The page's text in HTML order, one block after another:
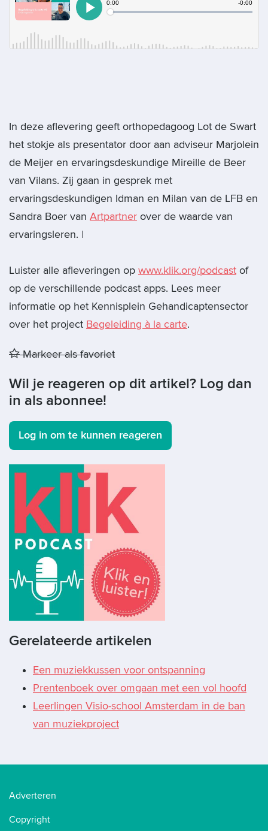
In deze aflevering geeft orthopedagoog Lot de Swart
het stokje als presentator door aan adviseur Marjolein
de Meijer en ervaringsdeskundige Mireille de Beer
van Vilans. Zij gaan in gesprek met
ervaringsdeskundigen Idman en Milan van de LFB en
Sandra Boer van Artpartner over de waarde van
ervaringsleren. |
Luister alle afleveringen op www.klik.org/podcast of
op de verschillende podcast apps. Lees meer
informatie op het Kennisplein Gehandicaptensector
over het project Begeleiding à la carte.
Markeer als favoriet
Wil je reageren op dit artikel? Log dan
in als abonnee!
Log in om te kunnen reageren
Gerelateerde artikelen
Een muziekkussen voor ontspanning
Prentenboek over omgaan met een vol hoofd
Leerlingen Visio-school Amsterdam in de ban
van muziekproject
Adverteren
Copyright